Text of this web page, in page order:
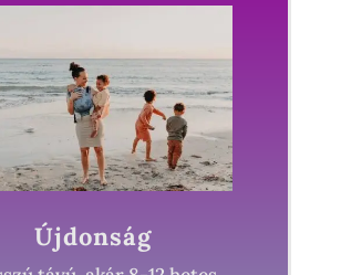
Újdonság